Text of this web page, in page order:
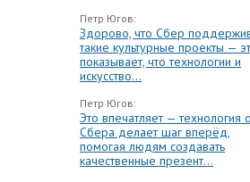
Петр Югов:
Здорово, что Сбер
такие культурные проекты —
показывает, что технологии и
искусство...
Петр Югов:
Это впечатляет — технология
Сбера делает шаг вперёд,
помогая людям создавать
качественные презент...